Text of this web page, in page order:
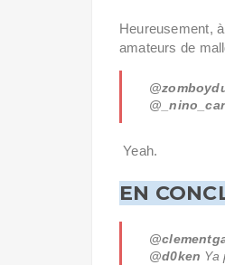
Heureusement,
amateurs de
Yeah.
EN
@d0ken Ya